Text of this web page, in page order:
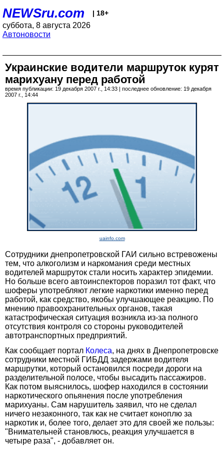
NEWSru.com | 18+
суббота, 8 августа 2026
Автоновости
Украинские водители маршруток курят
марихуану перед работой
время публикации: 19 декабря 2007 г., 14:33 | последнее обновление: 19 декабря
2007 г., 14:44
uainfo.com
Сотрудники днепропетровской ГАИ сильно встревожены
тем, что алкоголизм и наркомания среди местных
водителей маршруток стали носить характер эпидемии.
Но больше всего автоинспекторов поразил тот факт, что
шоферы употребляют легкие наркотики именно перед
работой, как средство, якобы улучшающее реакцию. По
мнению правоохранительных органов, такая
катастрофическая ситуация возникла из-за полного
отсутствия контроля со стороны руководителей
автотранспортных предприятий.
Как сообщает портал Колеса, на днях в Днепропетровске
сотрудники местной ГИБДД задержами водителя
маршрутки, который остановился посреди дороги на
разделительной полосе, чтобы высадить пассажиров.
Как потом выяснилось, шофер находился в состоянии
наркотического опьянения после употребления
марихуаны. Сам нарушитель заявил, что не сделал
ничего незаконного, так как не считает коноплю за
наркотик и, более того, делает это для своей же пользы:
"Внимательней становлюсь, реакция улучшается в
четыре раза", - добавляет он.